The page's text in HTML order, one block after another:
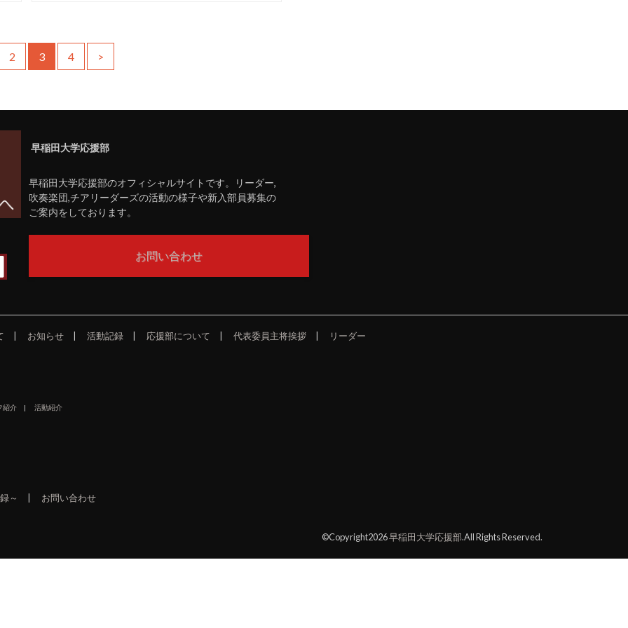
2 3 4 >
早稲田大学応援部
早稲田大学応援部のオフィシャルサイトです。リーダー,
吹奏楽団,チアリーダーズの活動の様子や新入部員募集の
ご案内をしております。
お問い合わせ
お知らせ 活動記録 応援部について 代表委員主将挨拶 リーダー
紹介 活動紹介
～ お問い合わせ
©Copyright2026早稲田大学応援部.All Rights Reserved.